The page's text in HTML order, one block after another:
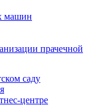
машин
прачечной
саду
центре